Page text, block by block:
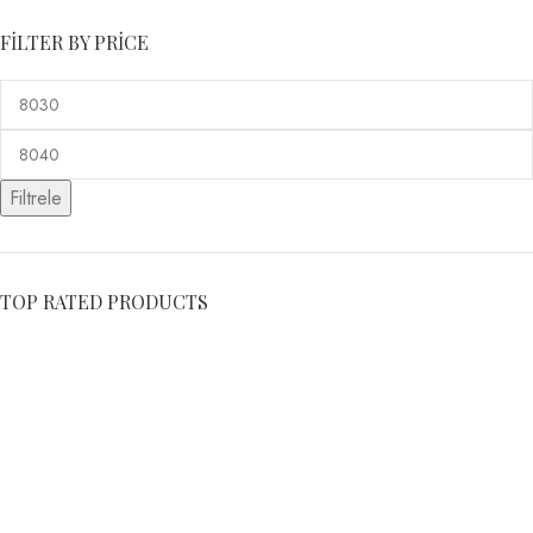
FILTER BY PRICE
Filtrele
TOP RATED PRODUCTS